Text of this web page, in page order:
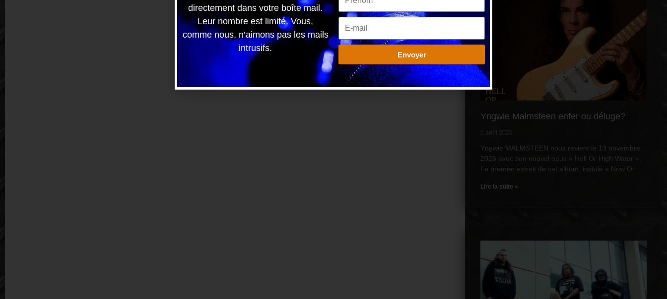
Yngwie Malmsteen enfer ou déluge?
6 août 2026
Yngwie MALMSTEEN nous revient le 13 novembre
2026 avec son nouvel opus « Hell Or High Water ».
Le premier extrait de cet album, intitulé « Now Or
Lire la suite »
directement dans votre boîte mail.
Leur nombre est limité. Vous,
comme nous, n’aimons pas les mails
intrusifs.
Envoyer